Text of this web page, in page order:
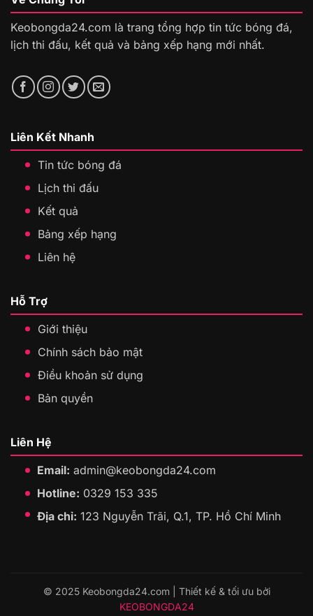
Keobongda24.com là trang tổng hợp tin tức bóng đá,
lịch thi đấu, kết quả và bảng xếp hạng mới nhất.
Liên Kết Nhanh
Tin tức bóng đá
Lịch thi đấu
Kết quả
Bảng xếp hạng
Liên hệ
Hỗ Trợ
Giới thiệu
Chính sách bảo mật
Điều khoản sử dụng
Bản quyền
Liên Hệ
Email: admin@keobongda24.com
Hotline: 0329 153 335
Địa chỉ: 123 Nguyễn Trãi, Q.1, TP. Hồ Chí Minh
© 2025 Keobongda24.com | Thiết kế & tối ưu bởi
KEOBONGDA24